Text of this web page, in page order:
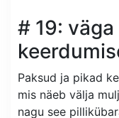
# 19:
Paksud ja pikad
mis näeb välja
nagu see